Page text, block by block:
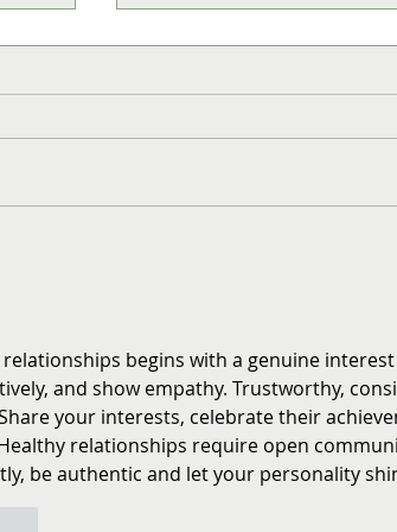
relationships begins with a genuine
and show empathy. Trustworthy,
your interests, celebrate their
relationships require open
be authentic and let your personality